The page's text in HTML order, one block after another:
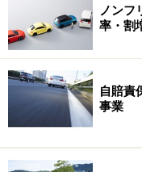
た。また、娘さん
ることがなければ、
ことでさらに数万円
次のページは、
説します。
ノンフ
率・割
自賠責
事業